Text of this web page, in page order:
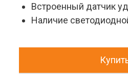
Встроенный датчик
Наличие